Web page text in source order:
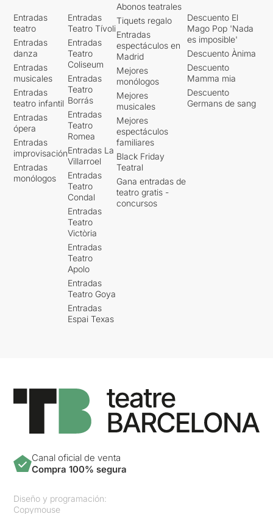
Entradas
teatro
Entradas
danza
Entradas
musicales
Entradas
teatro infantil
Entradas
ópera
Entradas
improvisación
Entradas
monólogos
Entradas
Teatro Tívoli
Entradas
Teatro
Coliseum
Entradas
Teatro
Borrás
Entradas
Teatro
Romea
Entradas La
Villarroel
Entradas
Teatro
Condal
Entradas
Teatro
Victòria
Entradas
Teatro
Apolo
Entradas
Teatro Goya
Entradas
Espai Texas
Abonos teatrales
Tiquets regalo
Entradas
espectáculos en
Madrid
Mejores
monólogos
Mejores
musicales
Mejores
espectáculos
familiares
Black Friday
Teatral
Gana entradas de
teatro gratis -
concursos
Descuento El
Mago Pop 'Nada
es imposible'
Descuento Ànima
Descuento
Mamma mia
Descuento
Germans de sang
Canal oficial de venta
Compra 100% segura
Diseño y programación:
Copymouse